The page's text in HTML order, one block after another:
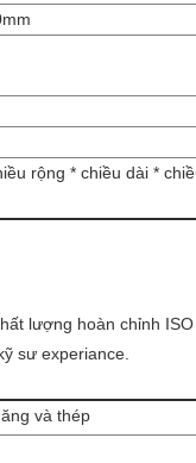
rộng * chiều dài *
lượng hoàn chỉnh
sư experiance.
và thép